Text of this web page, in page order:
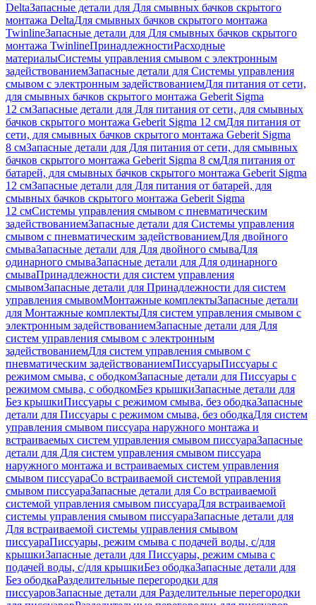
DeltaЗапасные детали для Для смывных бачков скрытого
монтажа DeltaДля смывных бачков скрытого монтажа
TwinlineЗапасные детали для Для смывных бачков скрытого
монтажа TwinlineПринадлежностиРасходные
материалыСистемы управления смывом с электронным
задействованиемЗапасные детали для Системы управления
смывом с электронным задействованиемДля питания от сети,
для смывных бачков скрытого монтажа Geberit Sigma
12 смЗапасные детали для Для питания от сети, для смывных
бачков скрытого монтажа Geberit Sigma 12 смДля питания от
сети, для смывных бачков скрытого монтажа Geberit Sigma
8 смЗапасные детали для Для питания от сети, для смывных
бачков скрытого монтажа Geberit Sigma 8 смДля питания от
батарей, для смывных бачков скрытого монтажа Geberit Sigma
12 смЗапасные детали для Для питания от батарей, для
смывных бачков скрытого монтажа Geberit Sigma
12 смСистемы управления смывом с пневматическим
задействованиемЗапасные детали для Системы управления
смывом с пневматическим задействованиемДля двойного
смываЗапасные детали для Для двойного смываДля
одинарного смываЗапасные детали для Для одинарного
смываПринадлежности для систем управления
смывомЗапасные детали для Принадлежности для систем
управления смывомМонтажные комплектыЗапасные детали
для Монтажные комплектыДля систем управления смывом с
электронным задействованиемЗапасные детали для Для
систем управления смывом с электронным
задействованиемДля систем управления смывом с
пневматическим задействованиемПиссуарыПиссуары с
режимом смыва, с ободкомЗапасные детали для Писсуары с
режимом смыва, с ободкомБез крышкиЗапасные детали для
Без крышкиПиссуары с режимом смыва, без ободкаЗапасные
детали для Писсуары с режимом смыва, без ободкаДля систем
управления смывом писсуара наружного монтажа и
встраиваемых систем управления смывом писсуараЗапасные
детали для Для систем управления смывом писсуара
наружного монтажа и встраиваемых систем управления
смывом писсуараСо встраиваемой системой управления
смывом писсуараЗапасные детали для Со встраиваемой
системой управления смывом писсуараДля встраиваемой
системы управления смывом писсуараЗапасные детали для
Для встраиваемой системы управления смывом
писсуараПиссуары, режим смыва с подачей воды, с/для
крышкиЗапасные детали для Писсуары, режим смыва с
подачей воды, с/для крышкиБез ободкаЗапасные детали для
Без ободкаРазделительные перегородки для
писсуаровЗапасные детали для Разделительные перегородки